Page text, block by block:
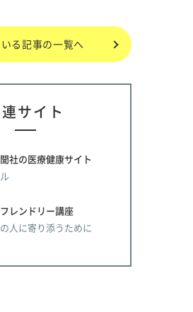
る記事の一覧へ
サイト
社の医療健康サイト
レンドリー講座
人に寄り添うために